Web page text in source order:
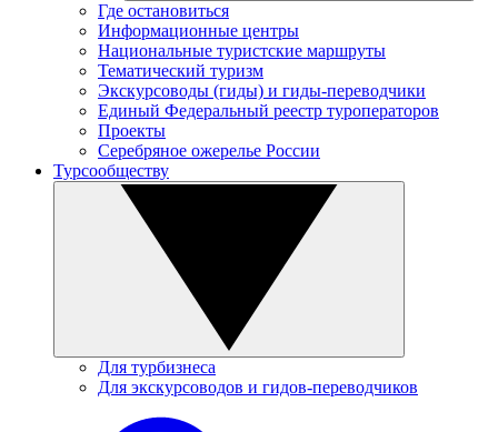
Где остановиться
Информационные центры
Национальные туристские маршруты
Тематический туризм
Экскурсоводы (гиды) и гиды-переводчики
Единый Федеральный реестр туроператоров
Проекты
Серебряное ожерелье России
Турсообществу
Для турбизнеса
Для экскурсоводов и гидов-переводчиков